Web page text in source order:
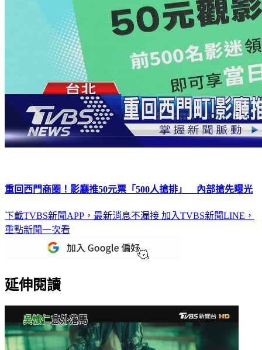
重回西門商圈！影廳推50元票「500人搶排」 內部搶先曝光
下載TVBS新聞APP，最新消息不漏接 加入TVBS新聞LINE，
重點新聞一次看
延伸閱讀